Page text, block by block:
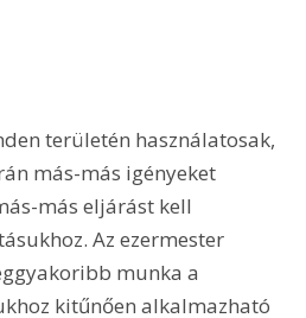
területén használatosak,
más-más igényeket
más eljárást kell
Az ezermester
munka a
kitűnően alkalmazható